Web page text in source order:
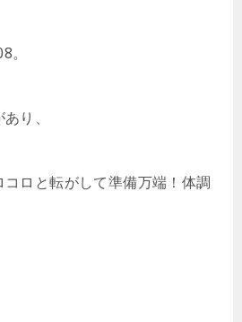
。
り、
ロと転がして準備万端！体調